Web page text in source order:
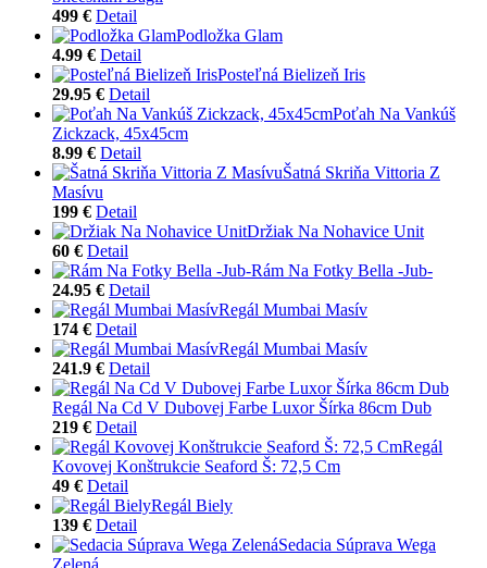
499 € Detail
Podložka Glam
4.99 € Detail
Posteľná Bielizeň Iris
29.95 € Detail
Poťah Na Vankúš
Zickzack, 45x45cm
8.99 € Detail
Šatná Skriňa Vittoria Z
Masívu
199 € Detail
Držiak Na Nohavice Unit
60 € Detail
Rám Na Fotky Bella -Jub-
24.95 € Detail
Regál Mumbai Masív
174 € Detail
Regál Mumbai Masív
241.9 € Detail
Regál Na Cd V Dubovej Farbe Luxor Šírka 86cm Dub
219 € Detail
Regál
Kovovej Konštrukcie Seaford Š: 72,5 Cm
49 € Detail
Regál Biely
139 € Detail
Sedacia Súprava Wega
Zelená